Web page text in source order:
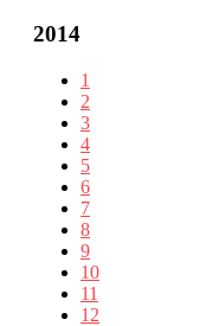
2014
1
2
3
4
5
6
7
8
9
10
11
12